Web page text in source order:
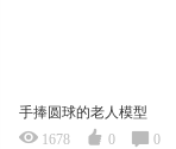
手捧圆球的老人模型
1678
0 0